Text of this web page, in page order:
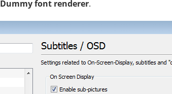
Dummy font renderer.